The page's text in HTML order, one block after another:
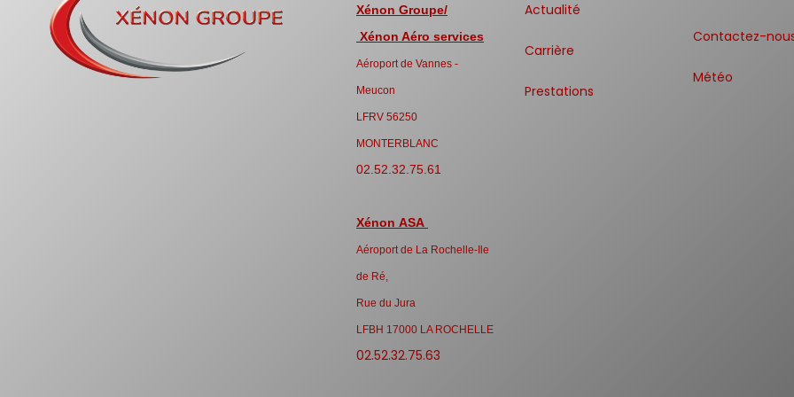
Xénon Groupe/
Xénon Aéro services
Aéroport de Vannes -
Meucon
LFRV 56250
MONTERBLANC
02.52.32.75.61
Xénon ASA
Aéroport de La Rochelle-Ile
de Ré,
Rue du Jura
LFBH 17000 LA ROCHELLE
02.52.32.75.63
Actualité
Carrière
Prestations
Contactez-
Météo